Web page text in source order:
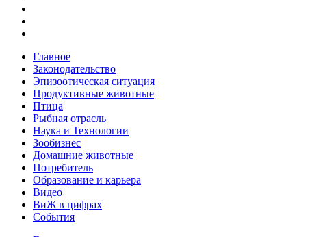
Главное
Законодательство
Эпизоотическая ситуация
Продуктивные животные
Птица
Рыбная отрасль
Наука и Технологии
Зообизнес
Домашние животные
Потребитель
Образование и карьера
Видео
ВиЖ в цифрах
События